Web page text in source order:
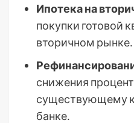
Ипотека на
покупки готовой
вторичном рынке․
снижения
существующему
банке․